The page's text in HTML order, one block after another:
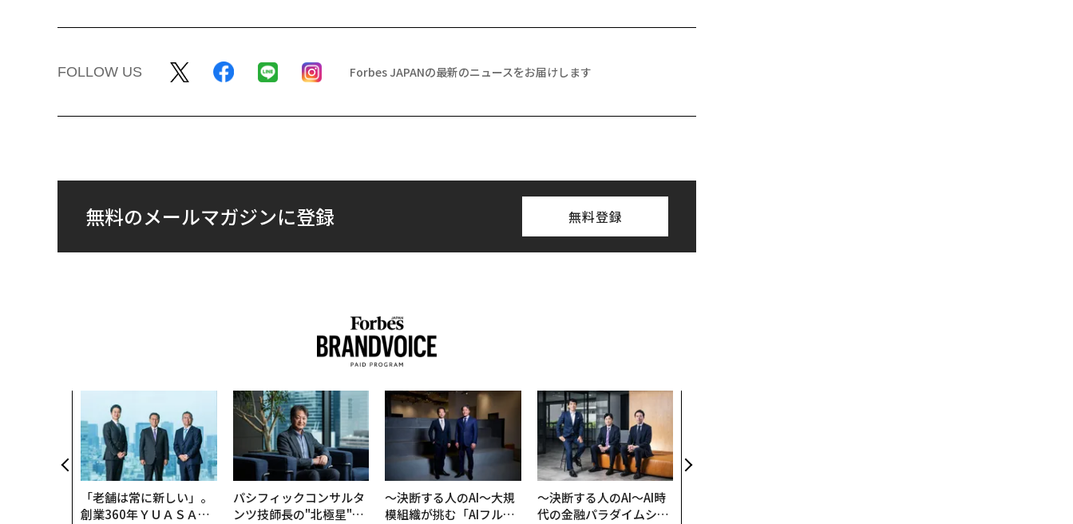
FOLLOW US Forbes JAPANの最新のニュースをお届けします
無料のメールマガジンに登録 無料登録
「老舗は常に新しい」。
創業360年ＹＵＡＳＡと
パシフィックコンサルタ
ンツ技師長の"北極星"。
〜決断する人のAI〜大規
模組織が挑む「AIフル実
〜決断する人のAI〜AI時
代の金融パラダイムシフ